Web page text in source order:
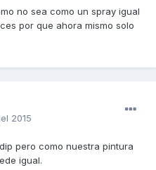
no sea como un spray igual
por que ahora mismo solo
2015
pero como nuestra pintura
igual.